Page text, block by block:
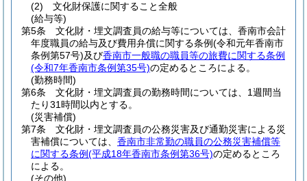
(2)
文化財保護に関すること全般
(給与等)
第5条
文化財・埋文調査員の給与等については、香南市会計
年度職員の給与及び費用弁償に関する条例(令和元年香南市
条例第57号)及び香南市一般職の職員等の旅費に関する条例
(令和7年香南市条例第35号)の定めるところによる。
(勤務時間)
第6条
文化財・埋文調査員の勤務時間については、1週間当
たり31時間以内とする。
(災害補償)
第7条
文化財・埋文調査員の公務災害及び通勤災害による災
害補償については、 香南市非常勤の職員の公務災害補償等
に関する条例(平成18年香南市条例第36号)の定めるところ
による。
(その他)